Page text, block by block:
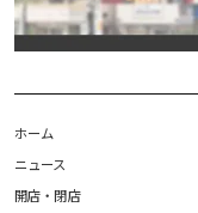
ホーム
ニュース
開店・閉店